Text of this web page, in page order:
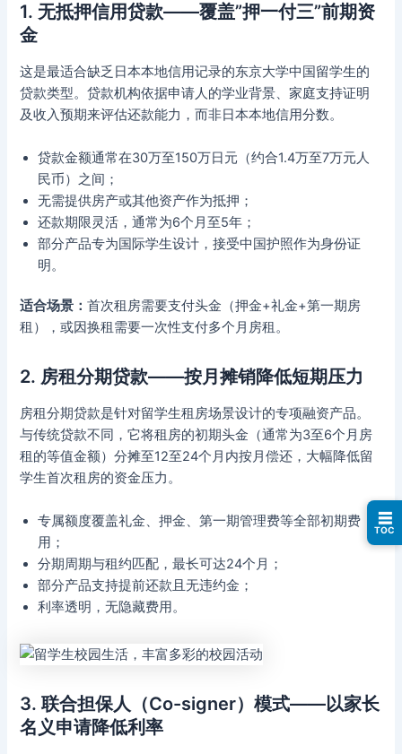
1. 无抵押信用贷款——覆盖”押一付三”前期资
金
这是最适合缺乏日本本地信用记录的东京大学中国留学生的
贷款类型。贷款机构依据申请人的学业背景、家庭支持证明
及收入预期来评估还款能力，而非日本本地信用分数。
贷款金额通常在30万至150万日元（约合1.4万至7万元人
民币）之间；
无需提供房产或其他资产作为抵押；
还款期限灵活，通常为6个月至5年；
部分产品专为国际学生设计，接受中国护照作为身份证
明。
适合场景：首次租房需要支付头金（押金+礼金+第一期房
租），或因换租需要一次性支付多个月房租。
2. 房租分期贷款——按月摊销降低短期压力
房租分期贷款是针对留学生租房场景设计的专项融资产品。
与传统贷款不同，它将租房的初期头金（通常为3至6个月房
租的等值金额）分摊至12至24个月内按月偿还，大幅降低留
学生首次租房的资金压力。
专属额度覆盖礼金、押金、第一期管理费等全部初期费
用；
分期周期与租约匹配，最长可达24个月；
部分产品支持提前还款且无违约金；
利率透明，无隐藏费用。
3. 联合担保人（Co-signer）模式——以家长
名义申请降低利率
☰
TOC